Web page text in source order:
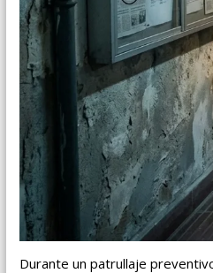
Durante un patrullaje